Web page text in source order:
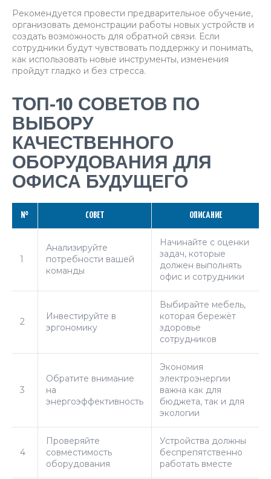
Рекомендуется провести предварительное обучение,
организовать демонстрации работы новых устройств и
создать возможность для обратной связи. Если
сотрудники будут чувствовать поддержку и понимать,
как использовать новые инструменты, изменения
пройдут гладко и без стресса.
ТОП-10 СОВЕТОВ ПО
ВЫБОРУ
КАЧЕСТВЕННОГО
ОБОРУДОВАНИЯ ДЛЯ
ОФИСА БУДУЩЕГО
№ СОВЕТ ОПИСАНИЕ
1
Анализируйте
потребности вашей
команды
Начинайте с оценки
задач, которые
должен выполнять
офис и сотрудники
2
Инвестируйте в
эргономику
Выбирайте мебель,
которая бережёт
здоровье
сотрудников
3
Обратите внимание
на
энергоэффективность
Экономия
электроэнергии
важна как для
бюджета, так и для
экологии
4
Проверяйте
совместимость
оборудования
Устройства должны
беспрепятственно
работать вместе